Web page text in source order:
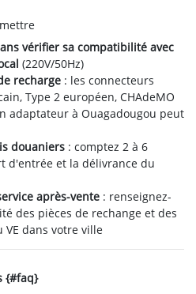
vérifier sa compatibilité avec
(220V/50Hz)
recharge : les connecteurs
Type 2 européen, CHAdeMO
adaptateur à Ouagadougou peut
douaniers : comptez 2 à 6
d'entrée et la délivrance du
après-vente : renseignez-
des pièces de rechange et des
dans votre ville
{#faq}